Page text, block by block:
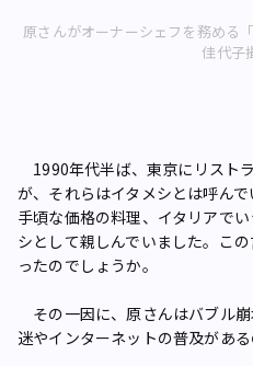
原さんがオーナーシェフを務める
佳代子
1990年代半ば、東京にリスト
が、それらはイタメシとは呼ん
手頃な価格の料理、イタリアで
シとして親しんでいました。こ
ったのでしょうか。
その一因に、原さんはバブル
迷やインターネットの普及があ